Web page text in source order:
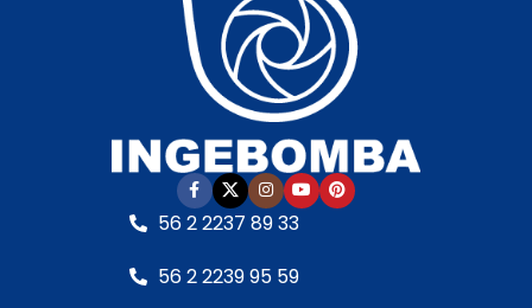
56 2 2237 89 33
56 2 2239 95 59